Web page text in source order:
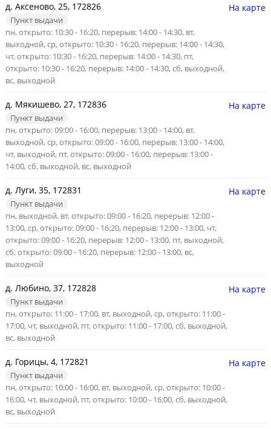
д. Аксеново, 25, 172826
Пункт выдачи
пн, открыто: 10:30 - 16:20, перерыв: 14:00 - 14:30, вт,
выходной, ср, открыто: 10:30 - 16:20, перерыв: 14:00 - 14:30,
чт, открыто: 10:30 - 16:20, перерыв: 14:00 - 14:30, пт,
открыто: 10:30 - 16:20, перерыв: 14:00 - 14:30, сб, выходной,
вс, выходной
На карте
д. Мякишево, 27, 172836
Пункт выдачи
пн, открыто: 09:00 - 16:00, перерыв: 13:00 - 14:00, вт,
выходной, ср, открыто: 09:00 - 16:00, перерыв: 13:00 - 14:00,
чт, выходной, пт, открыто: 09:00 - 16:00, перерыв: 13:00 -
14:00, сб, выходной, вс, выходной
На карте
д. Луги, 35, 172831
Пункт выдачи
пн, выходной, вт, открыто: 09:00 - 16:20, перерыв: 12:00 -
13:00, ср, открыто: 09:00 - 16:20, перерыв: 12:00 - 13:00, чт,
открыто: 09:00 - 16:20, перерыв: 12:00 - 13:00, пт, выходной,
сб, открыто: 09:00 - 16:20, перерыв: 12:00 - 13:00, вс,
выходной
На карте
д. Любино, 37, 172828
Пункт выдачи
пн, открыто: 11:00 - 17:00, вт, выходной, ср, открыто: 11:00 -
17:00, чт, выходной, пт, открыто: 11:00 - 17:00, сб, выходной,
вс, выходной
На карте
д. Горицы, 4, 172821
Пункт выдачи
пн, открыто: 10:00 - 16:00, вт, выходной, ср, открыто: 10:00 -
16:00, чт, выходной, пт, открыто: 10:00 - 16:00, сб, выходной,
вс, выходной
На карте